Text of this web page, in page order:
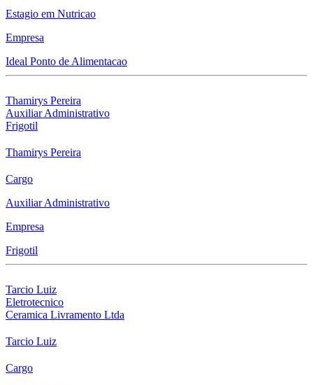
Estagio em Nutricao
Empresa
Ideal Ponto de Alimentacao
Thamirys Pereira
Auxiliar Administrativo
Frigotil
Thamirys Pereira
Cargo
Auxiliar Administrativo
Empresa
Frigotil
Tarcio Luiz
Eletrotecnico
Ceramica Livramento Ltda
Tarcio Luiz
Cargo